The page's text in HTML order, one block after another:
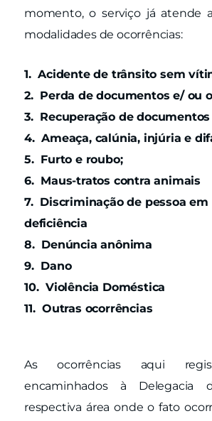
momento, o serviço já atende
modalidades de ocorrências:
1. Acidente de trânsito sem
2. Perda de documentos e/ ou
3. Recuperação de
4. Ameaça, calúnia, injúria e
5. Furto e roubo;
6. Maus-tratos contra animais
7. Discriminação de pessoa em
deficiência
8. Denúncia anônima
9. Dano
10. Violência Doméstica
11. Outras ocorrências
As ocorrências aqui
encaminhados à Delegacia
respectiva área onde o fato